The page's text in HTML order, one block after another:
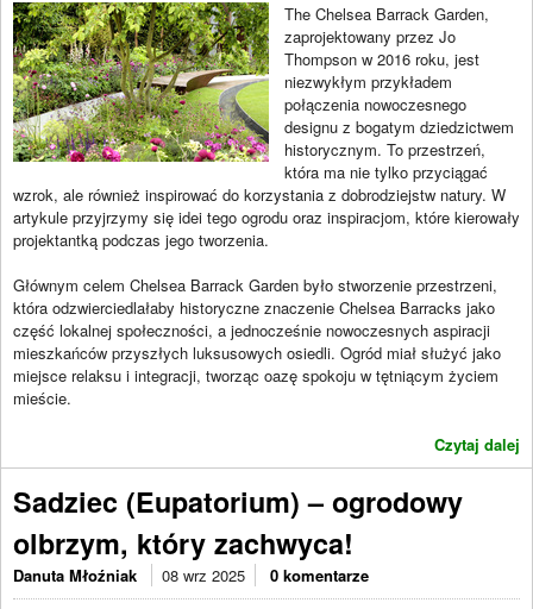
The Chelsea Barrack Garden,
zaprojektowany przez Jo
Thompson w 2016 roku, jest
niezwykłym przykładem
połączenia nowoczesnego
designu z bogatym dziedzictwem
historycznym. To przestrzeń,
która ma nie tylko przyciągać
wzrok, ale również inspirować do korzystania z dobrodziejstw natury. W
artykule przyjrzymy się idei tego ogrodu oraz inspiracjom, które kierowały
projektantką podczas jego tworzenia.
Głównym celem Chelsea Barrack Garden było stworzenie przestrzeni,
która odzwierciedlałaby historyczne znaczenie Chelsea Barracks jako
część lokalnej społeczności, a jednocześnie nowoczesnych aspiracji
mieszkańców przyszłych luksusowych osiedli. Ogród miał służyć jako
miejsce relaksu i integracji, tworząc oazę spokoju w tętniącym życiem
mieście.
Czytaj dalej
Sadziec (Eupatorium) – ogrodowy
olbrzym, który zachwyca!
Danuta Młoźniak 08 wrz 2025 0 komentarze